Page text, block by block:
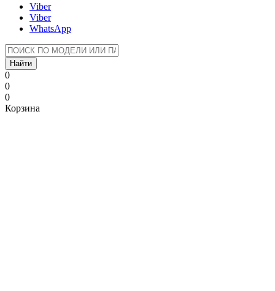
Viber
Viber
WhatsApp
Найти
0
0
0
Корзина